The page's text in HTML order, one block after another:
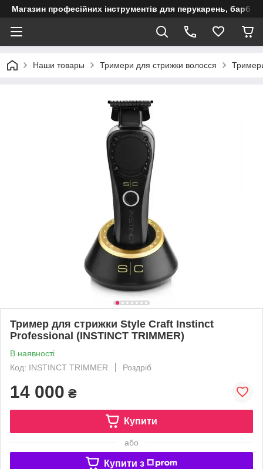
Магазин професійних інструментів для перукарень,
Наши товары Тримери для стрижки волосся
Тример для стрижки Style Craft Instinct
Professional (INSTINCT TRIMMER)
В наявності
Код: INSTINCT TRIMMER
Роздріб
14 000 ₴
Купити
або
Купити з